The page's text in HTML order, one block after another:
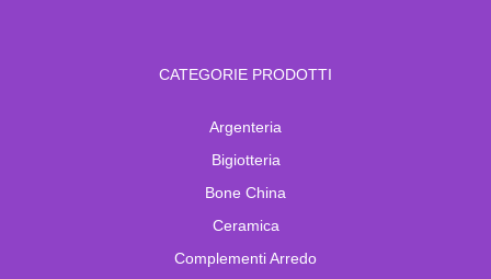
CATEGORIE PRODOTTI
Argenteria
Bigiotteria
Bone China
Ceramica
Complementi Arredo